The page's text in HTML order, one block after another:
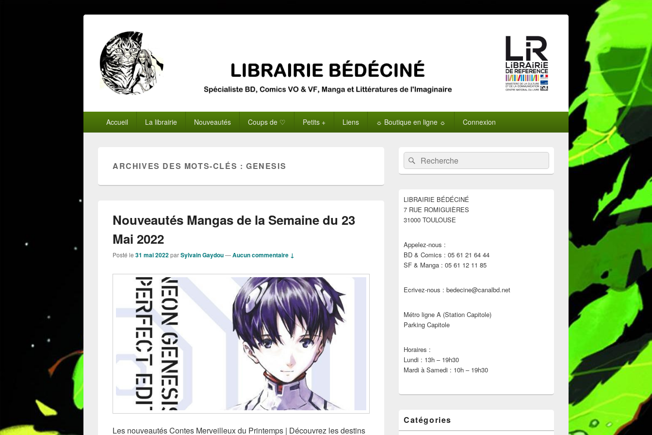
principalAccueil La librairie Nouveautés Coups de ♡ Petits + Liens ☼ Boutique en ligne ☼ Connexion
ARCHIVES DES MOTS-CLÉS :GENESIS
Nouveautés Mangas de la Semaine du 23
Mai 2022
Posté le 31 mai 2022parSylvain Gaydou—Aucun commentaire ↓
Les nouveautés Contes Merveilleux du Printemps | Découvrez les destins
Zone
principale
de
widget
barre
latérale
Recherche :Rechercher
LIBRAIRIE BÉDÉCINÉ
7 RUE ROMIGUIÈRES
31000 TOULOUSE
Appelez-nous :
BD & Comics : 05 61 21 64 44
SF & Manga : 05 61 12 11 85
Ecrivez-nous : bedecine@canalbd.net
Métro ligne A (Station Capitole)
Parking Capitole
Horaires :
Lundi : 13h – 19h30
Mardi à Samedi : 10h – 19h30
Catégories